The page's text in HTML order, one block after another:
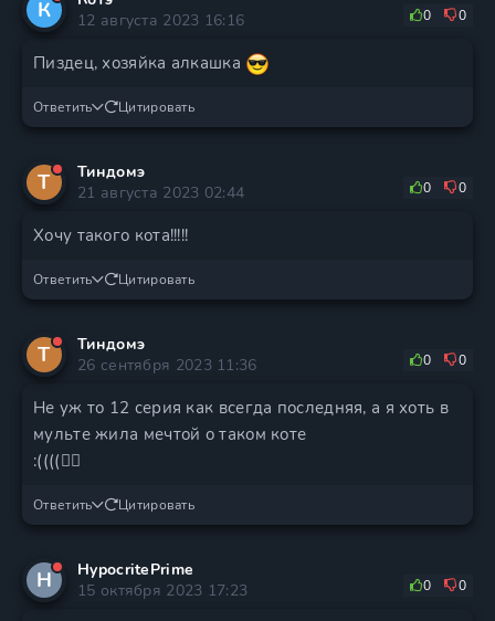
К
12 августа 2023 16:16
0 0
Пиздец, хозяйка алкашка
Ответить Цитировать
Т
Тиндомэ
21 августа 2023 02:44
0 0
Хочу такого кота!!!!!
Ответить Цитировать
Т
Тиндомэ
26 сентября 2023 11:36
0 0
Не уж то 12 серия как всегда последняя, а я хоть в
мульте жила мечтой о таком коте
:((((🐱‍👤
Ответить Цитировать
H
HypocritePrime
15 октября 2023 17:23
0 0